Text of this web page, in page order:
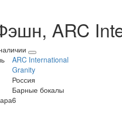
ARC
ARC International
Granity
Россия
Барные бокалы
6